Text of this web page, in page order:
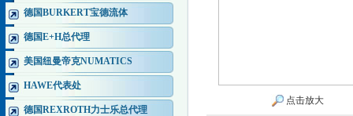
德国BURKERT宝德流体
德国E+H总代理
美国纽曼帝克NUMATICS
HAWE代表处
德国REXROTH力士乐总代理
点击放大